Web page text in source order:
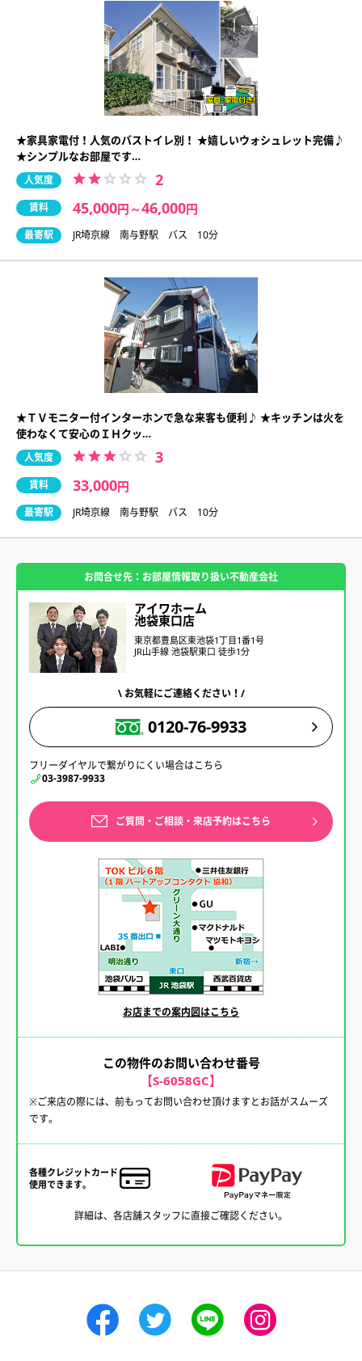
★家具家電付！人気のバストイレ別！ ★嬉しいウォシュレット完備♪
★シンプルなお部屋です…
人気度 2
賃料 45,000円 ～46,000円
最寄駅 JR埼京線 南与野駅 バス 10分
★ＴＶモニター付インターホンで急な来客も便利♪ ★キッチンは火を
使わなくて安心のＩＨクッ…
人気度 3
賃料 33,000円
最寄駅 JR埼京線 南与野駅 バス 10分
お問合せ先：お部屋情報取り扱い不動産会社
アイワホーム
池袋東口店
東京都豊島区東池袋1丁目1番1号
JR山手線 池袋駅東口 徒歩1分
\ お気軽にご連絡ください！/
0120-76-9933
フリーダイヤルで繋がりにくい場合はこちら
03-3987-9933
ご質問・ご相談・来店予約はこちら
お店までの案内図はこちら
この物件のお問い合わせ番号
【S-6058GC】
※ご来店の際には、前もってお問い合わせ頂けますとお話がスムーズ
です。
各種クレジットカード
使用できます。
詳細は、各店舗スタッフに直接ご確認ください。